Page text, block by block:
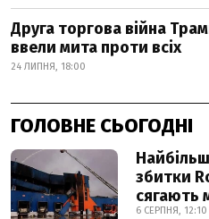
Друга торгова війна
ввели мита проти всіх
24 ЛИПНЯ, 18:00
ГОЛОВНЕ СЬОГОДНІ
збитки
сягають
6 СЕРПНЯ, 12:10